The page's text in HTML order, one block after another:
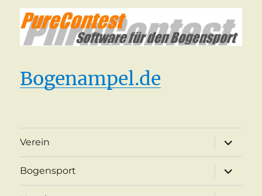
Bogenampel.de
Verein
öffnen
Bogensport
öffnen